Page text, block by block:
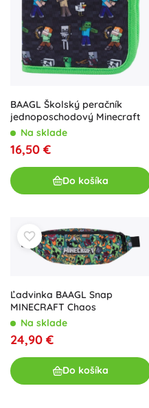
BAAGL Školský peračník
jednoposchodový Minecraft
Na sklade
16,50 €
Do košíka
Ľadvinka BAAGL Snap
MINECRAFT Chaos
Na sklade
24,90 €
Do košíka